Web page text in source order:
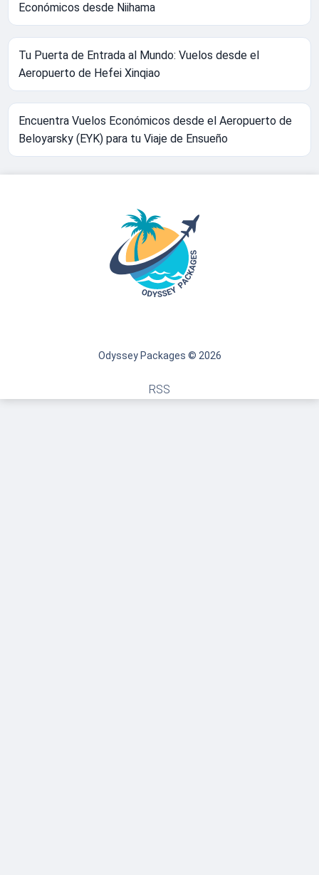
Económicos desde Niihama
Tu Puerta de Entrada al Mundo: Vuelos desde el
Aeropuerto de Hefei Xinqiao
Encuentra Vuelos Económicos desde el Aeropuerto de
Beloyarsky (EYK) para tu Viaje de Ensueño
Odyssey Packages © 2026
RSS